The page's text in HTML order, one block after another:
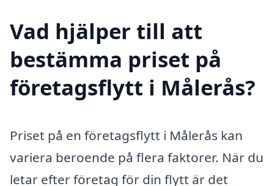
Vad hjälper till att
bestämma priset på
företagsflytt i Målerås?
Priset på en företagsflytt i Målerås kan
variera beroende på flera faktorer. När du
letar efter företag för din flytt är det